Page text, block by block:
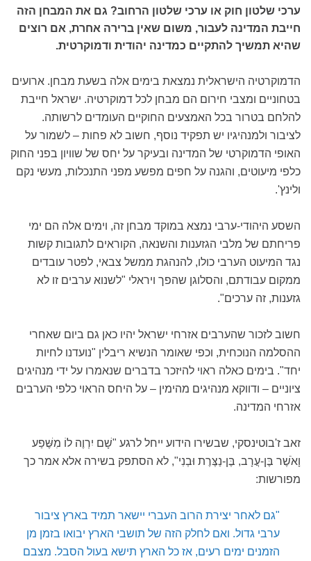
ערכי שלטון חוק או ערכי שלטון הרחוב? גם את המבחן הזה
חייבת המדינה לעבור, משום שאין ברירה אחרת, אם רוצים
שהיא תמשיך להתקיים כמדינה יהודית ודמוקרטית.
הדמוקרטיה הישראלית נמצאת בימים אלה בשעת מבחן. ארועים
בטחוניים ומצבי חירום הם מבחן לכל דמוקרטיה. ישראל חייבת
להלחם בטרור בכל האמצעים החוקיים העומדים לרשותה.
לציבור ולמנהיגיו יש תפקיד נוסף, חשוב לא פחות – לשמור על
האופי הדמוקרטי של המדינה ובעיקר על יחס של שוויון בפני החוק
כלפי מיעוטים, והגנה על חפים מפשע מפני התנכלות, מעשי נקם
ולינץ'.
השסע היהודי-ערבי נמצא במוקד מבחן זה, וימים אלה הם ימי
פריחתם של מלבי הגזענות והשנאה, הקוראים לתגובות קשות
נגד המיעוט הערבי כולו, להנהגת ממשל צבאי, לפטר עובדים
ממקום עבודתם, והסלוגן שהפך ויראלי "לשנוא ערבים זו לא
גזענות, זה ערכים".
חשוב לזכור שהערבים אזרחי ישראל יהיו כאן גם ביום שאחרי
ההסלמה הנוכחית, וכפי שאומר הנשיא ריבלין "נועדנו לחיות
יחד". בימים כאלה ראוי להיזכר בדברים שנאמרו על ידי מנהיגים
ציוניים – ודווקא מנהיגים מהימין – על היחס הראוי כלפי הערבים
אזרחי המדינה.
זאב ז'בוטינסקי, שבשירו הידוע ייחל לרגע "שָׁם יִרְוֶה לוֹ מִשֶּׁפַע
וָאֹשֶׁר בֶּן-עֲרָב, בֶּן-נַצֶּרֶת וּבְנִי", לא הסתפק בשירה אלא אמר כך
מפורשות:
"גם לאחר יצירת הרוב העברי יישאר תמיד בארץ ציבור
ערבי גדול. ואם לחלק הזה של תושבי הארץ יבואו בזמן מן
הזמנים ימים רעים, אז כל הארץ תישא בעול הסבל. מצבם